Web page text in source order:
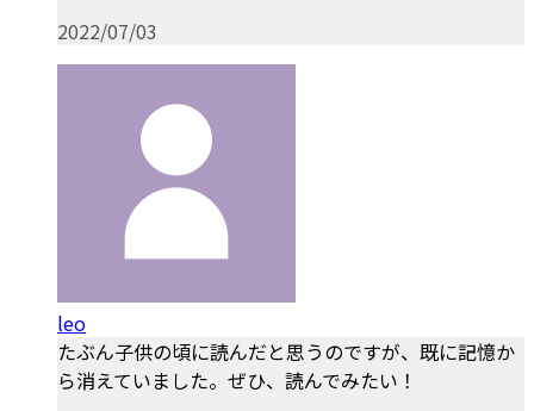
2022/07/03
leo
たぶん子供の頃に読んだと思うのですが、既に記憶か
ら消えていました。ぜひ、読んでみたい！